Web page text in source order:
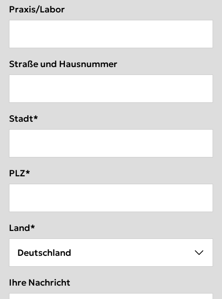
Praxis/Labor
Straße und Hausnummer
Stadt*
PLZ*
Land*
Ihre Nachricht